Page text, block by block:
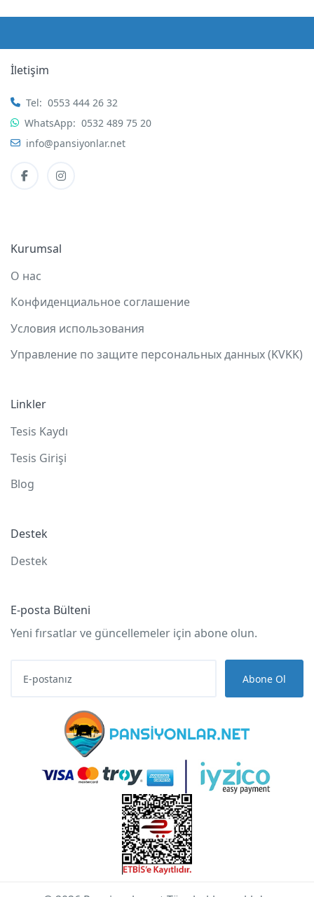
İletişim
Tel: 0553 444 26 32
WhatsApp: 0532 489 75 20
info@pansiyonlar.net
Kurumsal
О нас
Конфиденциальное соглашение
Условия использования
Управление по защите персональных данных (KVKK)
Linkler
Tesis Kaydı
Tesis Girişi
Blog
Destek
Destek
E-posta Bülteni
Yeni fırsatlar ve güncellemeler için abone olun.
Abone Ol